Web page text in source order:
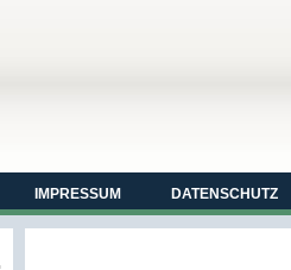
IMPRESSUM DATENSCHUTZ